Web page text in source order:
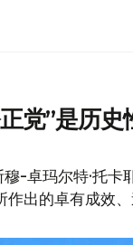
党”是历史
-卓玛尔特·托卡
出的卓有成效、